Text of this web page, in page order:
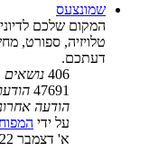
שמונצעס
המקום שלכם
טלויזיה, ספורט,
דעתכם.
406 נושאים
47691
הודעה
על ידי
א' דצמבר 22, 2024 9:15 pm